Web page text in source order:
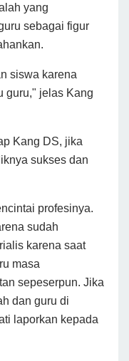
yang
sebagai figur
siswa karena
guru," jelas Kang
Kang DS, jika
sukses dan
profesinya.
sudah
karena saat
masa
sepeserpun. Jika
dan guru di
laporkan kepada